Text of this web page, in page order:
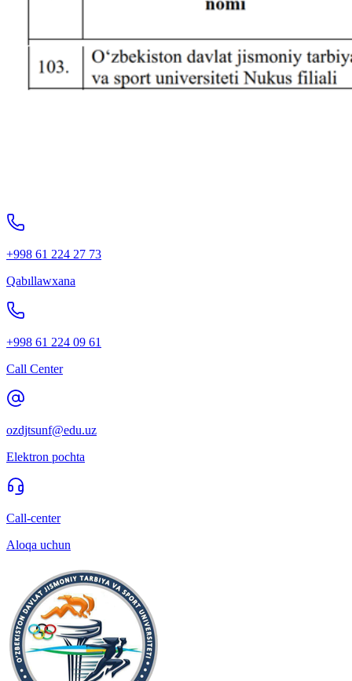
+998 61 224 27 73
Qabıllawxana
+998 61 224 09 61
Call Center
ozdjtsunf@edu.uz
Elektron pochta
Call-center
Aloqa uchun